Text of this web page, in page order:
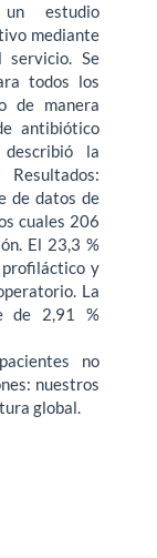
estudio
mediante
Se
todos los
de manera
antibiótico
la
de datos de
cuales 206
El 23,3 %
y
La
de 2,91 %
no
nuestros
global.